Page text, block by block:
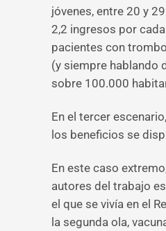
jóvenes, entre 20 y
2,2 ingresos por
pacientes con
(y siempre hablando
sobre 100.000
En el tercer
los beneficios se
En este caso
autores del trabajo
el que se vivía en el
la segunda ola,